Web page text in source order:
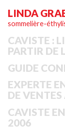
LINDA
sommelière-
CAVISTE :
PARTIR DE
GUIDE
EXPERTE
DE
CAVISTE
2006